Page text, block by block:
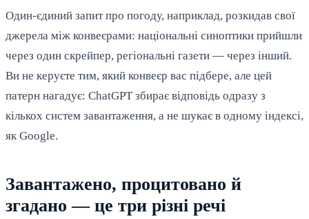
Один-єдиний запит про погоду, наприклад, розкидав свої
джерела між конвеєрами: національні синоптики прийшли
через один скрейпер, регіональні газети — через інший.
Ви не керуєте тим, який конвеєр вас підбере, але цей
патерн нагадує: ChatGPT збирає відповідь одразу з
кількох систем завантаження, а не шукає в одному індексі,
як Google.
Завантажено, процитовано й
згадано — це три різні речі